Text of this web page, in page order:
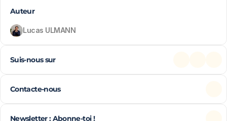
Auteur
Lucas ULMANN
Suis-nous sur
Contacte-nous
Newsletter : Abonne-toi !